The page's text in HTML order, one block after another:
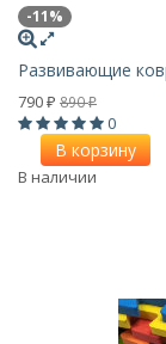
-11%
Развивающие
790 ₽ 890₽
0
В корзину
В наличии